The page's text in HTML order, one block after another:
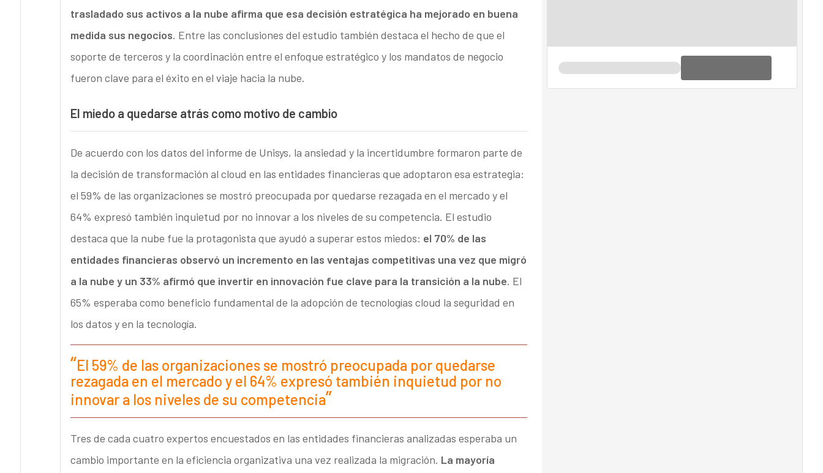
trasladado sus activos a la nube afirma que esa decisión estratégica ha mejorado en buena
medida sus negocios. Entre las conclusiones del estudio también destaca el hecho de que el
soporte de terceros y la coordinación entre el enfoque estratégico y los mandatos de negocio
fueron clave para el éxito en el viaje hacia la nube.
El miedo a quedarse atrás como motivo de cambio
De acuerdo con los datos del informe de Unisys, la ansiedad y la incertidumbre formaron parte de
la decisión de transformación al cloud en las entidades financieras que adoptaron esa estrategia:
el 59% de las organizaciones se mostró preocupada por quedarse rezagada en el mercado y el
64% expresó también inquietud por no innovar a los niveles de su competencia. El estudio
destaca que la nube fue la protagonista que ayudó a superar estos miedos: el 70% de las
entidades financieras observó un incremento en las ventajas competitivas una vez que migró
a la nube y un 33% afirmó que invertir en innovación fue clave para la transición a la nube. El
65% esperaba como beneficio fundamental de la adopción de tecnologías cloud la seguridad en
los datos y en la tecnología.
El 59% de las organizaciones se mostró preocupada por quedarse
rezagada en el mercado y el 64% expresó también inquietud por no
innovar a los niveles de su competencia
Tres de cada cuatro expertos encuestados en las entidades financieras analizadas esperaba un
cambio importante en la eficiencia organizativa una vez realizada la migración. La mayoría